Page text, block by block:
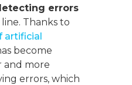
errors
Thanks to
artificial
become
and more
errors, which